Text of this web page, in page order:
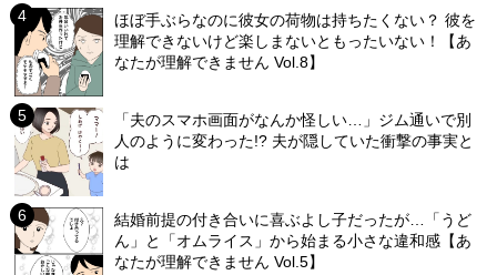
ほぼ手ぶらなのに彼女の荷物は持ちたくない？ 彼を
理解できないけど楽しまないともったいない！【あ
なたが理解できません Vol.8】
「夫のスマホ画面がなんか怪しい…」ジム通いで別
人のように変わった!? 夫が隠していた衝撃の事実と
は
結婚前提の付き合いに喜ぶよし子だったが…「うど
ん」と「オムライス」から始まる小さな違和感【あ
なたが理解できません Vol.5】